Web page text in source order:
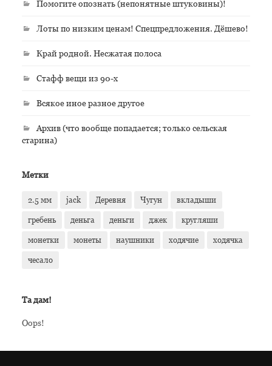
Помогите опознать (непонятные штуковины)!
Лоты по низким ценам! Спецпредложения. Дёшево!
Край родной. Несжатая полоса
Стафф вещи из 90-х
Всякое иное разное другое
Архив (что вообще попадается; только сельская
старина)
Метки
2.5 мм jack Деревня Чугун вкладыши
гребень деньга деньги джек кругляши
монетки монеты наушники ходячие ходячка
чесало
Та дам!
Oops!